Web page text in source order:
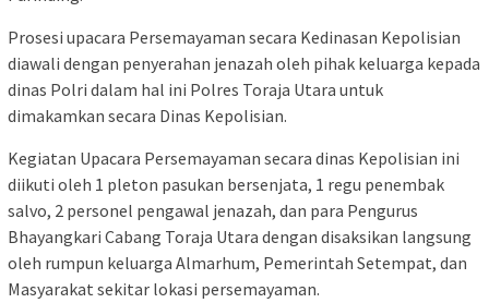
Prosesi upacara Persemayaman secara Kedinasan Kepolisian
diawali dengan penyerahan jenazah oleh pihak keluarga kepada
dinas Polri dalam hal ini Polres Toraja Utara untuk
dimakamkan secara Dinas Kepolisian.
Kegiatan Upacara Persemayaman secara dinas Kepolisian ini
diikuti oleh 1 pleton pasukan bersenjata, 1 regu penembak
salvo, 2 personel pengawal jenazah, dan para Pengurus
Bhayangkari Cabang Toraja Utara dengan disaksikan langsung
oleh rumpun keluarga Almarhum, Pemerintah Setempat, dan
Masyarakat sekitar lokasi persemayaman.